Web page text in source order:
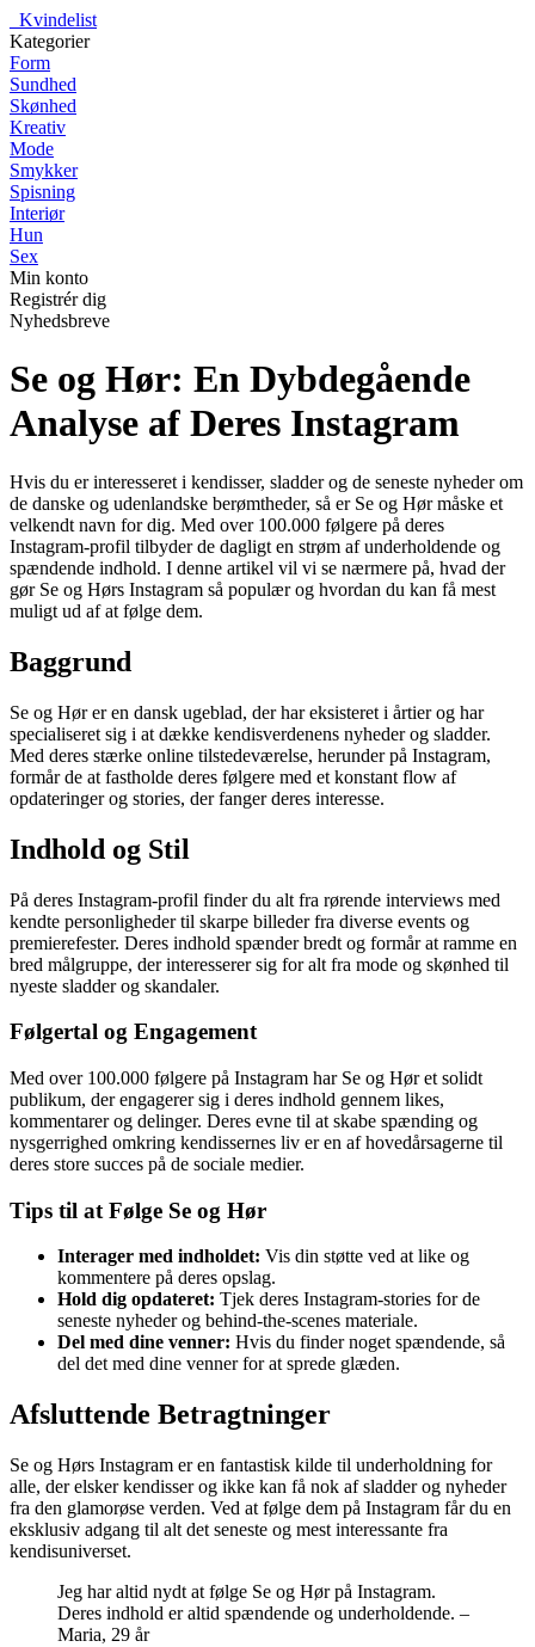
Kvindelist
Kategorier
Form
Sundhed
Skønhed
Kreativ
Mode
Smykker
Spisning
Interiør
Hun
Sex
Min konto
Registrér dig
Nyhedsbreve
Se og Hør: En Dybdegående
Analyse af Deres Instagram
Hvis du er interesseret i kendisser, sladder og de seneste nyheder om
de danske og udenlandske berømtheder, så er Se og Hør måske et
velkendt navn for dig. Med over 100.000 følgere på deres
Instagram-profil tilbyder de dagligt en strøm af underholdende og
spændende indhold. I denne artikel vil vi se nærmere på, hvad der
gør Se og Hørs Instagram så populær og hvordan du kan få mest
muligt ud af at følge dem.
Baggrund
Se og Hør er en dansk ugeblad, der har eksisteret i årtier og har
specialiseret sig i at dække kendisverdenens nyheder og sladder.
Med deres stærke online tilstedeværelse, herunder på Instagram,
formår de at fastholde deres følgere med et konstant flow af
opdateringer og stories, der fanger deres interesse.
Indhold og Stil
På deres Instagram-profil finder du alt fra rørende interviews med
kendte personligheder til skarpe billeder fra diverse events og
premierefester. Deres indhold spænder bredt og formår at ramme en
bred målgruppe, der interesserer sig for alt fra mode og skønhed til
nyeste sladder og skandaler.
Følgertal og Engagement
Med over 100.000 følgere på Instagram har Se og Hør et solidt
publikum, der engagerer sig i deres indhold gennem likes,
kommentarer og delinger. Deres evne til at skabe spænding og
nysgerrighed omkring kendissernes liv er en af hovedårsagerne til
deres store succes på de sociale medier.
Tips til at Følge Se og Hør
Interager med indholdet: Vis din støtte ved at like og
kommentere på deres opslag.
Hold dig opdateret: Tjek deres Instagram-stories for de
seneste nyheder og behind-the-scenes materiale.
Del med dine venner: Hvis du finder noget spændende, så
del det med dine venner for at sprede glæden.
Afsluttende Betragtninger
Se og Hørs Instagram er en fantastisk kilde til underholdning for
alle, der elsker kendisser og ikke kan få nok af sladder og nyheder
fra den glamorøse verden. Ved at følge dem på Instagram får du en
eksklusiv adgang til alt det seneste og mest interessante fra
kendisuniverset.
Jeg har altid nydt at følge Se og Hør på Instagram.
Deres indhold er altid spændende og underholdende. –
Maria, 29 år